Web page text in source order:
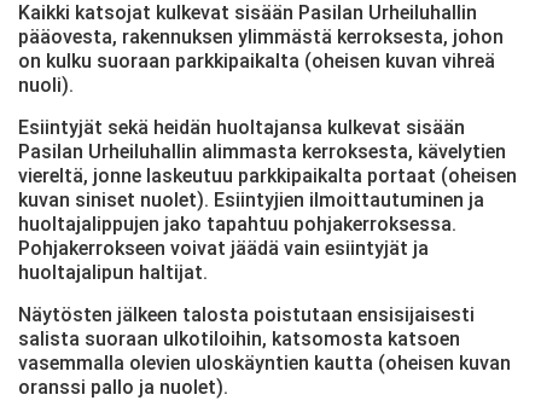
Kaikki katsojat kulkevat sisään Pasilan Urheiluhallin
pääovesta, rakennuksen ylimmästä kerroksesta, johon
on kulku suoraan parkkipaikalta (oheisen kuvan vihreä
nuoli).
Esiintyjät sekä heidän huoltajansa kulkevat sisään
Pasilan Urheiluhallin alimmasta kerroksesta, kävelytien
viereltä, jonne laskeutuu parkkipaikalta portaat (oheisen
kuvan siniset nuolet). Esiintyjien ilmoittautuminen ja
huoltajalippujen jako tapahtuu pohjakerroksessa.
Pohjakerrokseen voivat jäädä vain esiintyjät ja
huoltajalipun haltijat.
Näytösten jälkeen talosta poistutaan ensisijaisesti
salista suoraan ulkotiloihin, katsomosta katsoen
vasemmalla olevien uloskäyntien kautta (oheisen kuvan
oranssi pallo ja nuolet).